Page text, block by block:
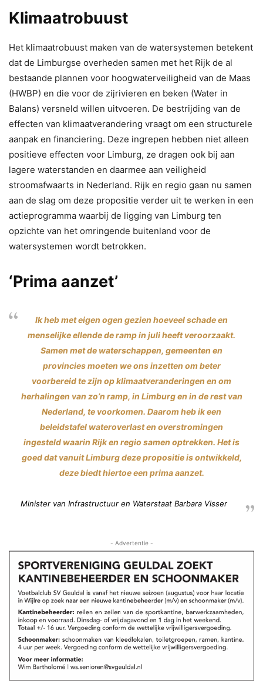
Klimaatrobuust
Het klimaatrobuust maken van de watersystemen betekent
dat de Limburgse overheden samen met het Rijk de al
bestaande plannen voor hoogwaterveiligheid van de Maas
(HWBP) en die voor de zijrivieren en beken (Water in
Balans) versneld willen uitvoeren. De bestrijding van de
effecten van klimaatverandering vraagt om een structurele
aanpak en financiering. Deze ingrepen hebben niet alleen
positieve effecten voor Limburg, ze dragen ook bij aan
lagere waterstanden en daarmee aan veiligheid
stroomafwaarts in Nederland. Rijk en regio gaan nu samen
aan de slag om deze propositie verder uit te werken in een
actieprogramma waarbij de ligging van Limburg ten
opzichte van het omringende buitenland voor de
watersystemen wordt betrokken.
‘Prima aanzet’
Ik heb met eigen ogen gezien hoeveel schade en
menselijke ellende de ramp in juli heeft veroorzaakt.
Samen met de waterschappen, gemeenten en
provincies moeten we ons inzetten om beter
voorbereid te zijn op klimaatveranderingen en om
herhalingen van zo’n ramp, in Limburg en in de rest van
Nederland, te voorkomen. Daarom heb ik een
beleidstafel wateroverlast en overstromingen
ingesteld waarin Rijk en regio samen optrekken. Het is
goed dat vanuit Limburg deze propositie is ontwikkeld,
deze biedt hiertoe een prima aanzet.
Minister van Infrastructuur en Waterstaat Barbara Visser
- Advertentie -